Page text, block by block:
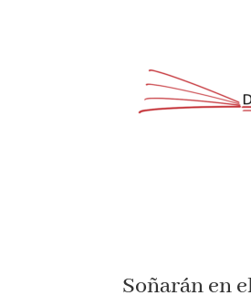
Soñarán en